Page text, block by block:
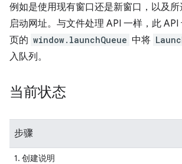
例如是使用现有窗口还是新窗口，以及
启动网址。与文件处理 API 一样，此 API
页的 window.launchQueue 中将
入队列。
当前状态
步骤
1. 创建说明